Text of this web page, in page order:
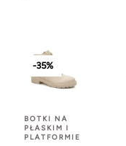
-35%
BOTKI NA
PŁASKIM I
PLATFORMIE